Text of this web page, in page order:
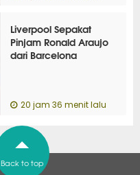
Liverpool Sepakat
Pinjam Ronald Araujo
dari Barcelona
20 jam 36 menit lalu
Back to top